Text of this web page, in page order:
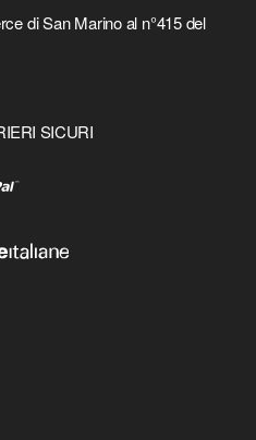
di San Marino al n°415 del
SICURI